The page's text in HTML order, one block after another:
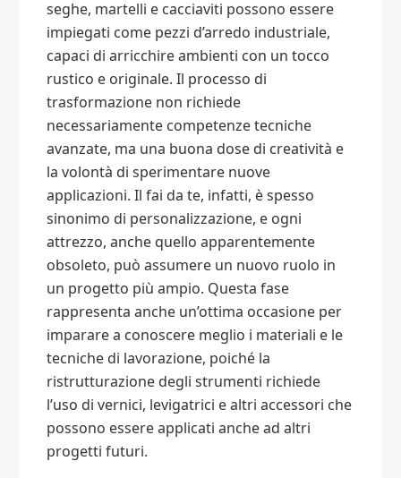
seghe, martelli e cacciaviti possono essere
impiegati come pezzi d’arredo industriale,
capaci di arricchire ambienti con un tocco
rustico e originale. Il processo di
trasformazione non richiede
necessariamente competenze tecniche
avanzate, ma una buona dose di creatività e
la volontà di sperimentare nuove
applicazioni. Il fai da te, infatti, è spesso
sinonimo di personalizzazione, e ogni
attrezzo, anche quello apparentemente
obsoleto, può assumere un nuovo ruolo in
un progetto più ampio. Questa fase
rappresenta anche un’ottima occasione per
imparare a conoscere meglio i materiali e le
tecniche di lavorazione, poiché la
ristrutturazione degli strumenti richiede
l’uso di vernici, levigatrici e altri accessori che
possono essere applicati anche ad altri
progetti futuri.